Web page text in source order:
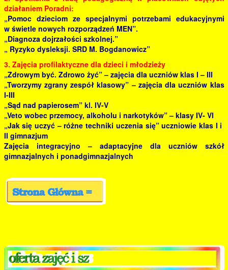
działaniem Poradni:
„Pomoc dzieciom ze specjalnymi potrzebami edukacyjnymi
w świetle nowych rozporządzeń MEN”.
„Diagnoza dojrzałości szkolnej.”
„ Ryzyko dysleksji. SRD M. Bogdanowicz”
3. Zajęcia profilaktyczne dla dzieci i młodzieży
„Zdrowym być. Zdrowo żyć” – zajęcia dla uczniów klas I – III
„Tworzymy zgrany zespół klasowy” – zajęcia dla uczniów klas
I-III
„Sąd nad papierosem” kl. IV-V
„Veto wobec przemocy, alkoholu i narkotyków” – klasy IV- VI
„Jak się uczyć – różne techniki uczenia się” uczniowie klas I i
II gimnazjum
Zajęcia integracyjno – adaptacyjne dla uczniów szkół
gimnazjalnych i ponadgimnazjalnych